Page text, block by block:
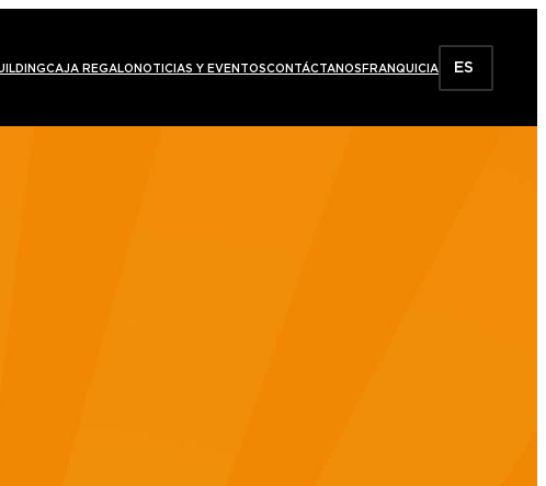
CAJA REGALO NOTICIAS Y EVENTOSCONTÁCTANOS FRANQUICIA ES